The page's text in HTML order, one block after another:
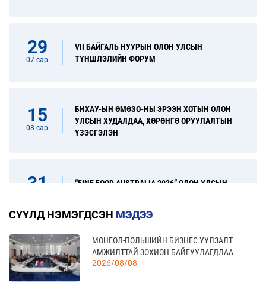
29
07 сар
VII БАЙГАЛЬ НУУРЫН ОЛОН УЛСЫН
ТҮНШЛЭЛИЙН ФОРУМ
15
08 сар
БНХАУ-ЫН ӨМӨЗО-НЫ ЭРЭЭН ХОТЫН ОЛОН
УЛСЫН ХУДАЛДАА, ХӨРӨНГӨ ОРУУЛАЛТЫН
ҮЗЭСГЭЛЭН
31
“FINE FOOD AUSTRALIA 2026” ОЛОН УЛСЫН
17
09 сар
“УЛААНБААТАР ТҮНШЛЭЛ 2026” ХҮНСНИЙ
САЛБАРЫН ОЛОН УЛСЫН ҮЗЭСГЭЛЭН
СҮҮЛД НЭМЭГДСЭН МЭДЭЭ
МОНГОЛ-ПОЛЬШИЙН БИЗНЕС УУЛЗАЛТ
АМЖИЛТТАЙ ЗОХИОН БАЙГУУЛАГДЛАА
2026/08/08